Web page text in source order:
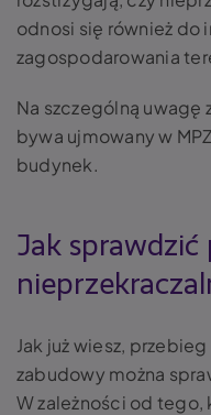
odnosi się również
zagospodarowania
Na szczególną uwagę
bywa ujmowany w
budynek.
Jak sprawdzić
Jak już wiesz,
zabudowy można
W zależności od